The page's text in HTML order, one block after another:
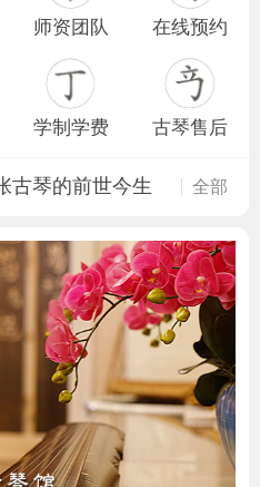
师资团队 在线预约
学制学费 古琴售后
多调记谱之探析
古琴调弦方法和技巧（附6种常用外调
呢？还是难呢？
。。
小众里的小众，三千年无人问津，他
琴生态之度一
古琴的前世今生
全部